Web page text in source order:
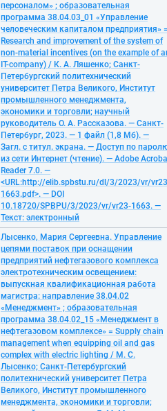
персоналом» ; образовательная
программа 38.04.03_01 «Управление
человеческим капиталом предприятия»
Research and improvement of the system of
non-material incentives (on the example of
IT-company) / К. А. Ляшенко; Санкт-
Петербургский политехнический
университет Петра Великого, Институт
промышленного менеджмента,
экономики и торговли; научный
руководитель О. А. Рассказова. — Санкт-
Петербург, 2023. — 1 файл (1,8 Мб). —
Загл. с титул. экрана. — Доступ по
из сети Интернет (чтение). — Adobe
Reader 7.0. —
<URL:http://elib.spbstu.ru/dl/3/2023/vr/
1663.pdf>. — DOI
10.18720/SPBPU/3/2023/vr/vr23-1663. —
Текст: электронный
Лысенко, Мария Сергеевна. Управление
цепями поставок при оснащении
предприятий нефтегазового комплекса
электротехническим освещением:
выпускная квалификационная работа
магистра: направление 38.04.02
«Менеджмент» ; образовательная
программа 38.04.02_15 «Менеджмент в
нефтегазовом комплексе» = Supply chain
management when equipping oil and gas
complex with electric lighting / М. С.
Лысенко; Санкт-Петербургский
политехнический университет Петра
Великого, Институт промышленного
менеджмента, экономики и торговли;